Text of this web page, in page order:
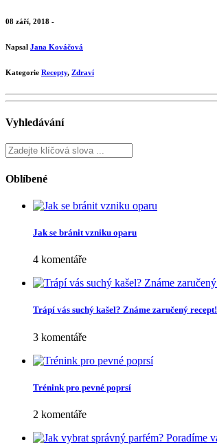
08 září, 2018 -
Napsal Jana Kováčová
Kategorie Recepty, Zdraví
Vyhledávání
Oblíbené
Jak se bránit vzniku oparu
4 komentáře
Trápí vás suchý kašel? Známe zaručený recept!
3 komentáře
Trénink pro pevné poprsí
2 komentáře